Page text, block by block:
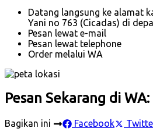
Datang langsung ke alamat
Yani no 763 (Cicadas) di
Pesan lewat e-mail
Pesan lewat telephone
Order melalui WA
Pesan Sekarang di
Bagikan ini Facebook